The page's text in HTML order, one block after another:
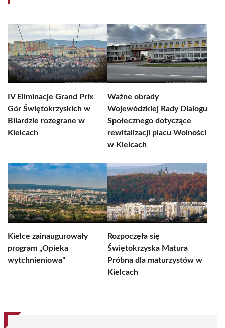
IV Eliminacje Grand Prix
Gór Świętokrzyskich w
Bilardzie rozegrane w
Kielcach
Ważne obrady
Wojewódzkiej Rady Dialogu
Społecznego dotyczące
rewitalizacji placu Wolności
w Kielcach
Kielce zainaugurowały
program „Opieka
wytchnieniowa”
Rozpoczęła się
Świętokrzyska Matura
Próbna dla maturzystów w
Kielcach